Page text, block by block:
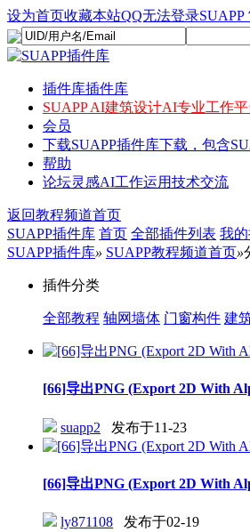
设为首页收藏本站QQ无法登录SUAPP
插件库插件库
SUAPP AI建筑设计AI专业工作平
会员
下载SUAPP插件库下载，包含
帮助
论坛灵感AI工作运用技术交流
返回教程频道首页
SUAPP插件库 首页 全部插件列表 我
SUAPP插件库» SUAPP教程频道首页»
插件分类
全部教程 轴网墙体 门窗构件 建
[66]导出PNG (Export 2D With
suapp2 发布于11-23
[66]导出PNG (Export 2D With
ly871108 发布于02-19